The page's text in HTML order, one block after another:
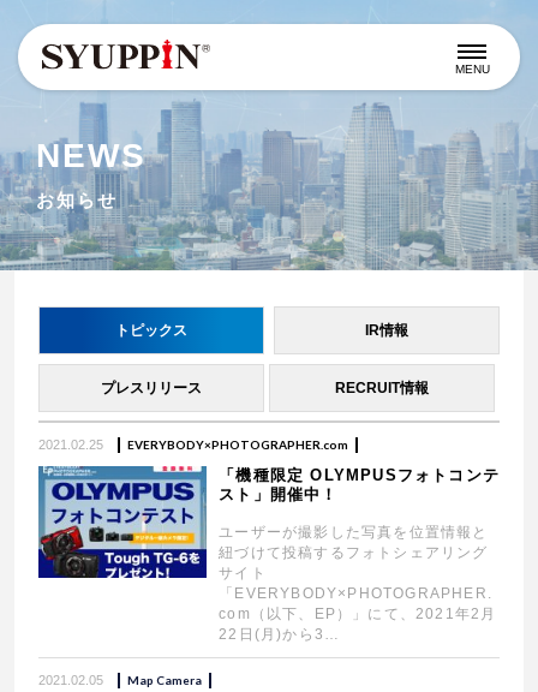
MENU
NEWS
お知らせ
トピックス IR情報
プレスリリース RECRUIT情報
2021.02.25 EVERYBODY×PHOTOGRAPHER.com
「機種限定 OLYMPUSフォトコンテ
スト」開催中！
ユーザーが撮影した写真を位置情報と
紐づけて投稿するフォトシェアリング
サイト
「EVERYBODY×PHOTOGRAPHER.
com（以下、EP）」にて、2021年2月
22日(月)から3…
2021.02.05 Map Camera